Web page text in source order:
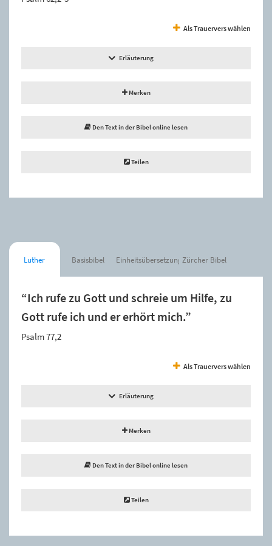
Als Trauervers wählen
Erläuterung
Merken
Den Text in der Bibel online lesen
Teilen
Luther Basisbibel Einheitsübersetzung Zürcher Bibel
“Ich rufe zu Gott und schreie um Hilfe, zu
Gott rufe ich und er erhört mich.”
Psalm 77,2
Als Trauervers wählen
Erläuterung
Merken
Den Text in der Bibel online lesen
Teilen